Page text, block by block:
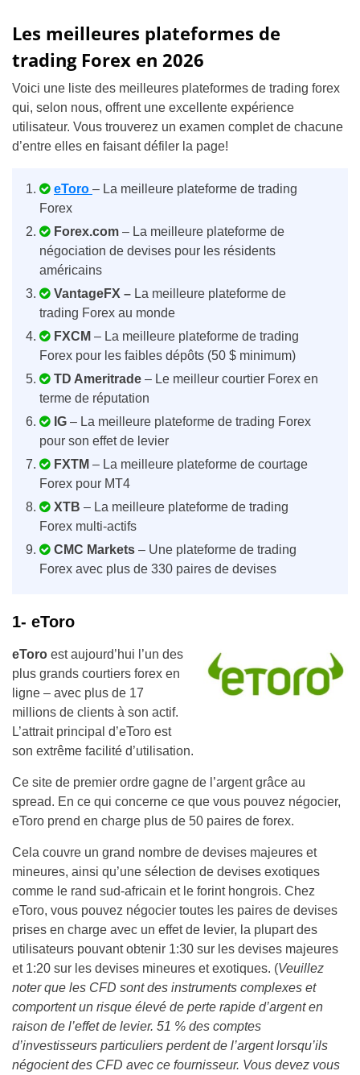
Les meilleures plateformes de
trading Forex en 2026
Voici une liste des meilleures plateformes de trading forex
qui, selon nous, offrent une excellente expérience
utilisateur. Vous trouverez un examen complet de chacune
d’entre elles en faisant défiler la page!
eToro – La meilleure plateforme de trading
Forex
Forex.com – La meilleure plateforme de
négociation de devises pour les résidents
américains
VantageFX – La meilleure plateforme de
trading Forex au monde
FXCM – La meilleure plateforme de trading
Forex pour les faibles dépôts (50 $ minimum)
TD Ameritrade – Le meilleur courtier Forex en
terme de réputation
IG – La meilleure plateforme de trading Forex
pour son effet de levier
FXTM – La meilleure plateforme de courtage
Forex pour MT4
XTB – La meilleure plateforme de trading
Forex multi-actifs
CMC Markets – Une plateforme de trading
Forex avec plus de 330 paires de devises
1- eToro
eToro est aujourd’hui l’un des
plus grands courtiers forex en
ligne – avec plus de 17
millions de clients à son actif.
L’attrait principal d’eToro est
son extrême facilité d’utilisation.
Ce site de premier ordre gagne de l’argent grâce au
spread. En ce qui concerne ce que vous pouvez négocier,
eToro prend en charge plus de 50 paires de forex.
Cela couvre un grand nombre de devises majeures et
mineures, ainsi qu’une sélection de devises exotiques
comme le rand sud-africain et le forint hongrois. Chez
eToro, vous pouvez négocier toutes les paires de devises
prises en charge avec un effet de levier, la plupart des
utilisateurs pouvant obtenir 1:30 sur les devises majeures
et 1:20 sur les devises mineures et exotiques. (Veuillez
noter que les CFD sont des instruments complexes et
comportent un risque élevé de perte rapide d’argent en
raison de l’effet de levier. 51 % des comptes
d’investisseurs particuliers perdent de l’argent lorsqu’ils
négocient des CFD avec ce fournisseur. Vous devez vous